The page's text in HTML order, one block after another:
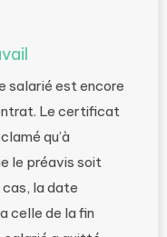
salarié est encore
Le certificat
qu’à
le préavis soit
cas, la date
celle de la fin